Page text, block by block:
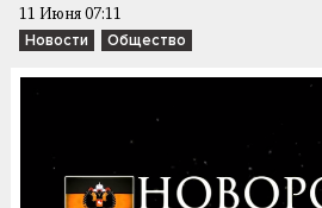
11 Июня 07:11
Новости Общество